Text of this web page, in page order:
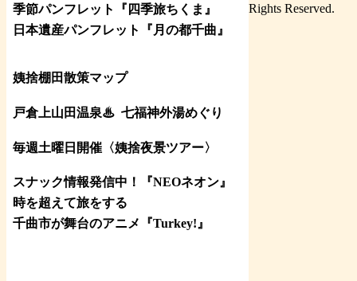
季節パンフレット『四季旅ちくま』
日本遺産パンフレット
『月の都千曲 』
姨捨棚田散策マップ
戸倉上山田温泉♨ 七福神外湯めぐり
毎週土曜日開催〈姨捨夜景ツアー〉
スナック情報発信中！『NEOネオン』
時を超えて旅をする
千曲市が舞台のアニメ『Turkey!』
Rights Reserved.